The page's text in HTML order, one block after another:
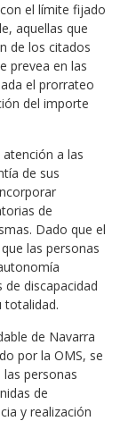
el límite fijado
aquellas que
de los citados
prevea en las
el prorrateo
del importe
a las
de sus
de
Dado que el
las personas
discapacidad
totalidad.
de Navarra
por la OMS, se
personas
de
y realización